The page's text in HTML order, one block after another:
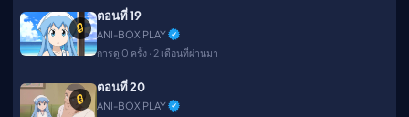
🔒
ตอนที่ 19
ANI-BOX PLAY
การดู 0 ครั้ง · 2 เดือนที่ผ่านมา
🔒
ตอนที่ 20
ANI-BOX PLAY